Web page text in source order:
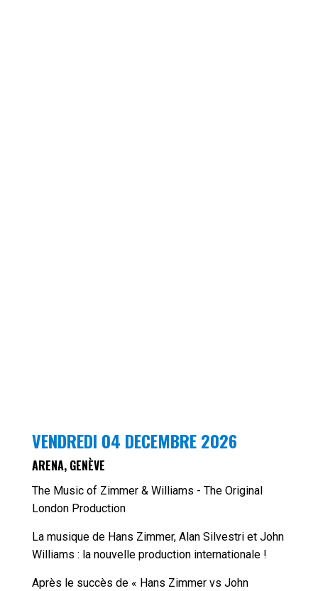
VENDREDI 04 DECEMBRE 2026
ARENA, GENÈVE
The Music of Zimmer & Williams - The Original
London Production
La musique de Hans Zimmer, Alan Silvestri et John
Williams : la nouvelle production internationale !
Après le succès de « Hans Zimmer vs John